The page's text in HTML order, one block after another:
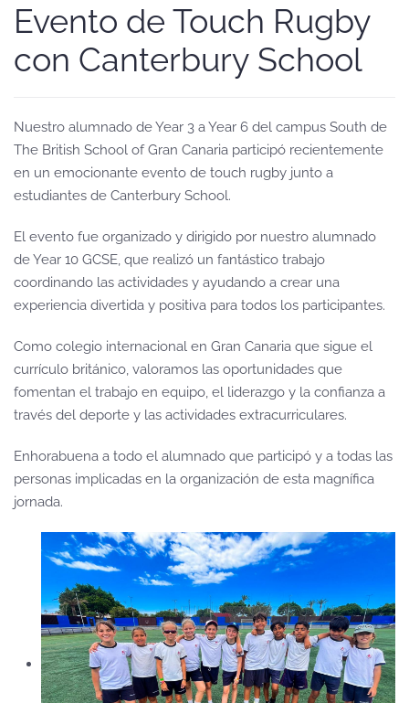
Evento de Touch Rugby
con Canterbury School
Nuestro alumnado de Year 3 a Year 6 del campus South de
The British School of Gran Canaria participó recientemente
en un emocionante evento de touch rugby junto a
estudiantes de Canterbury School.
El evento fue organizado y dirigido por nuestro alumnado
de Year 10 GCSE, que realizó un fantástico trabajo
coordinando las actividades y ayudando a crear una
experiencia divertida y positiva para todos los participantes.
Como colegio internacional en Gran Canaria que sigue el
currículo británico, valoramos las oportunidades que
fomentan el trabajo en equipo, el liderazgo y la confianza a
través del deporte y las actividades extracurriculares.
Enhorabuena a todo el alumnado que participó y a todas las
personas implicadas en la organización de esta magnífica
jornada.